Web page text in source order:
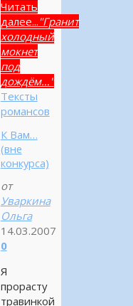
Читать
далее... "Гранит
холодный
мокнет
под
дождём…"
Тексты
романсов
К Вам…
(вне
конкурса)
от
Уваркина
Ольга
14.03.2007
0
Я
прорасту
травинкой